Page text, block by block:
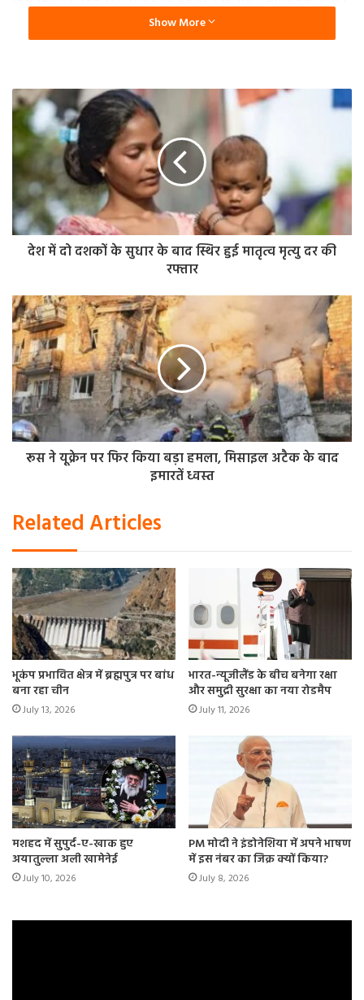
और ब्रिटेन के सामने भी बात रखी है, लेकिन विपक्ष पीएम से माफी की
मांग पर अड़ गया।
हंगामे की भेंट चढ़ी संसद
वहीं, सोमवार को जैसे ही संसद की कार्यवाही शुरू हुई। विपक्षी सांसद
अपनी सीटों पर खड़े होकर विरोध जताने लगे। राष्ट्रीय सभा के अध्यक्ष
नारायण प्रसाद दहल ने पहले बैठक को 20 मिनट के लिए स्थगित की,
लेकिन दोबारा शुरू होने पर भी हंगामा शांत नहीं हुआ। आखिरकार, दोनों
सदनों की बैठकें मंगलवार तक के लिए टाल दी गईं।
इस बीच, रविवार को प्रतिनिधि सभा में कुछ सांसदों के अशोभनीय और
आपत्तिजनक व्यवहार की जांच के लिए सचिव प्रकाश अधिकारी के
नेतृत्व में एक संसदीय जांच समिति का गठन किया गया है।
संसद नियमावली के तहत बनी यह कमेटी सात दिनों के भीतर अपनी
रिपोर्ट सौंपेगी, जिसके आधार पर आवश्यक कार्रवाई की सिफारिश की
जाएगी।
Show More
देश में दो दशकों के सुधार के बाद स्थिर हुई मातृत्व मृत्यु दर की
रफ्तार
रूस ने यूक्रेन पर फिर किया बड़ा हमला, मिसाइल अटैक के बाद
इमारतें ध्वस्त
Related Articles
भूकंप प्रभावित क्षेत्र में ब्रह्मपुत्र पर बांध
बना रहा चीन
July 13, 2026
भारत-न्यूजीलैंड के बीच बनेगा रक्षा
और समुद्री सुरक्षा का नया रोडमैप
July 11, 2026
मशहद में सुपुर्द-ए-खाक हुए
अयातुल्ला अली खामेनेई
July 10, 2026
PM मोदी ने इंडोनेशिया में अपने भाषण
में इस नंबर का जिक्र क्यों किया?
July 8, 2026